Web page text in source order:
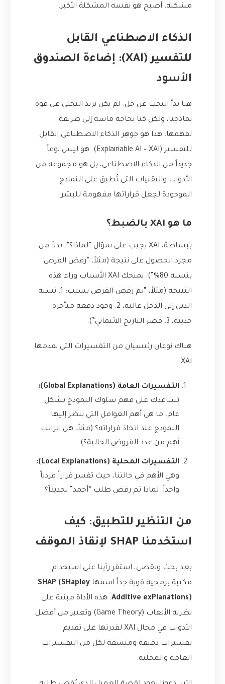
مشكلة، أصبح هو نفسه المشكلة الأكبر.
الذكاء الاصطناعي القابل
للتفسير (XAI): إضاءة الصندوق
الأسود
هنا بدأ البحث عن حل. لم نكن نريد التخلي عن قوة
نماذجنا، ولكن كنا بحاجة ماسة إلى طريقة
لفهمها. هذا هو جوهر الذكاء الاصطناعي القابل
للتفسير (Explainable AI – XAI). هو ليس نوعاً
جديداً من الذكاء الاصطناعي، بل هو مجموعة من
الأدوات والتقنيات التي تُطبق على النماذج
الموجودة لجعل قراراتها مفهومة للبشر.
ما هو XAI بالضبط؟
ببساطة، XAI يجيب على سؤال “لماذا؟”. بدلاً من
مجرد الحصول على نتيجة (مثلاً، “رفض القرض
بنسبة 80%”). يمنحك XAI الأسباب وراء هذه
النتيجة (مثلاً، “تم رفض القرض بسبب: 1. نسبة
الدين إلى الدخل عالية، 2. وجود دفعة متأخرة
حديثة، 3. قصر التاريخ الائتماني”).
هناك نوعان رئيسيان من التفسيرات التي يقدمها
XAI:
التفسيرات العامة (Global Explanations):
تساعدك على فهم سلوك النموذج بشكل
عام. ما هي أهم العوامل التي ينظر إليها
النموذج عند اتخاذ قراراته؟ (مثلاً، هل الراتب
أهم من عدد القروض الحالية؟).
التفسيرات المحلية (Local Explanations):
وهي الأهم في حالتنا، حيث تفسر قراراً فردياً
واحداً. لماذا تم رفض طلب “أحمد” تحديداً؟
من التنظير للتطبيق: كيف
استخدمنا SHAP لإنقاذ الموقف
بعد بحث وتقصي، استقر رأينا على استخدام
مكتبة برمجية قوية جداً اسمها SHAP (SHapley
Additive exPlanations). هذه الأداة مبنية على
نظرية الألعاب (Game Theory) وتعتبر من أفضل
الأدوات في مجال XAI لقدرتها على تقديم
تفسيرات دقيقة ومتسقة لكل من التفسيرات
العامة والمحلية.